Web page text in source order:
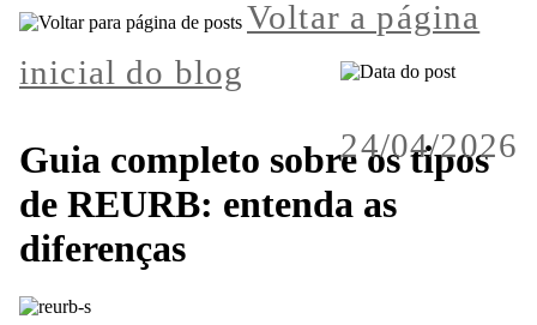
24/04/2026
Voltar a página
inicial do blog
Guia completo sobre os tipos
de REURB: entenda as
diferenças